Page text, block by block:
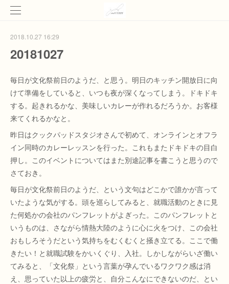
2018.10.27 16:29
20181027
毎日が文化祭前日のようだ、と思う。明日のキッチン開放日に向
けて準備をしていると、いつも夜が深くなってしまう。ドキドキ
する。起きれるかな、美味しいカレーが作れるだろうか。お客様
来てくれるかなと。
昨日はクックパッドスタジオさんで初めて、オンラインとオフラ
イン同時のカレーレッスンを行った。これもまたドキドキの目白
押し。このイベントについてはまた別途記事を書こうと思うので
さておき。
毎日が文化祭前日のようだ、という文句はどこかで誰かが言って
いたような気がする。頭を巡らしてみると、就職活動のときに見
た何処かの会社のパンフレットがよぎった。このパンフレットと
いうものは、さながら情熱大陸のように心に火をつけ、この会社
おもしろそうだという気持ちをむくむくと掻き立てる。ここで働
きたい！と就職試験をかいくぐり、入社。しかしながらいざ働い
てみると、「文化祭」という言葉が孕んでいるワクワク感は消
え、思っていた以上の疲労と、自分こんなにできないのだ、とい